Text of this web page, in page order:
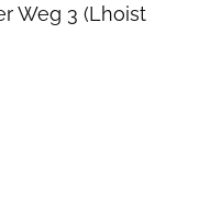
Weg 3 (Lhoist